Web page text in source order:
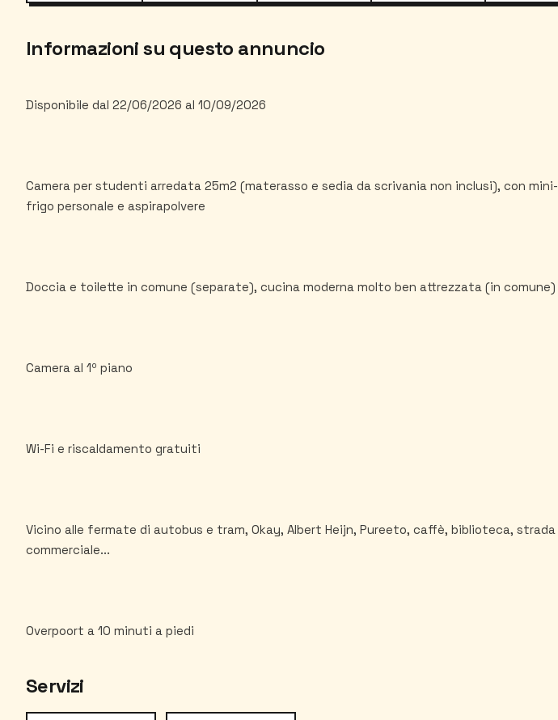
Informazioni su questo annuncio
Disponibile dal 22/06/2026 al 10/09/2026
Camera per studenti arredata 25m2 (materasso e sedia da scrivania non inclusi), con mini-
frigo personale e aspirapolvere
Doccia e toilette in comune (separate), cucina moderna molto ben attrezzata (in comune)
Camera al 1º piano
Wi-Fi e riscaldamento gratuiti
Vicino alle fermate di autobus e tram, Okay, Albert Heijn, Pureeto, caffè, biblioteca, strada
commerciale...
Servizi